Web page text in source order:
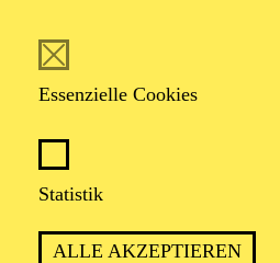
Essenzielle Cookies
Statistik
ALLE AKZEPTIEREN